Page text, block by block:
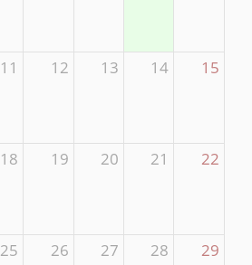
11 12 13 14 15
18 19 20 21 22
25 26 27 28 29